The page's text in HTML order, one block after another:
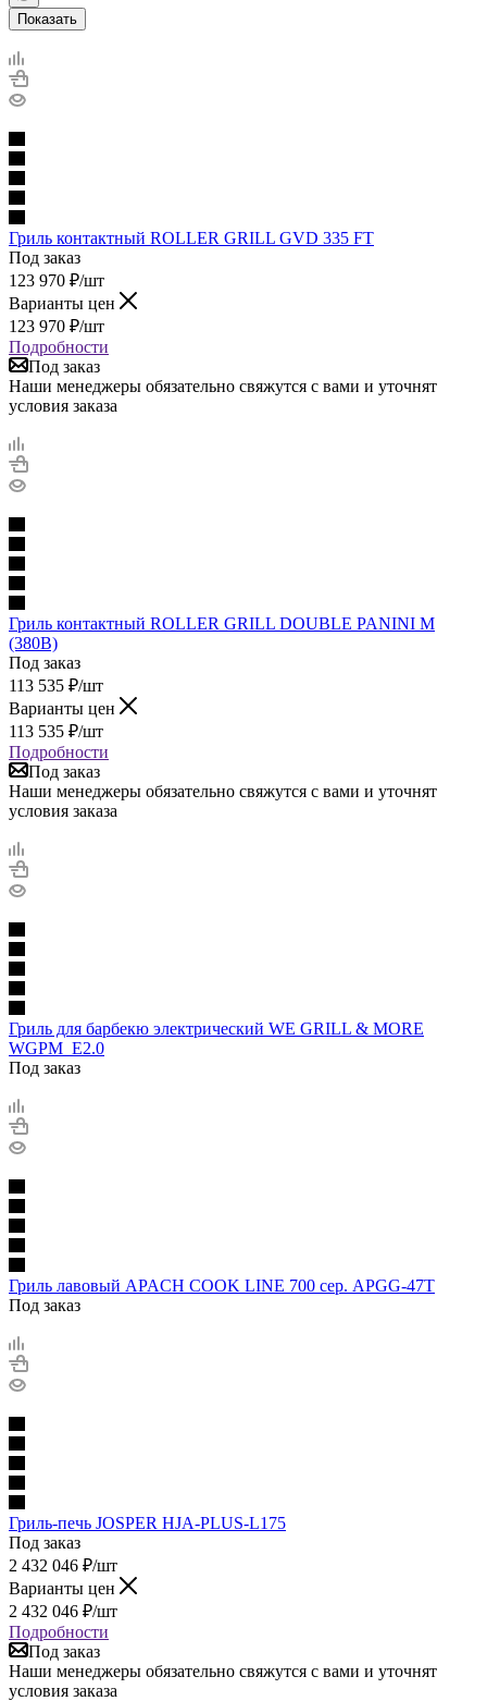
Показать
Гриль контактный ROLLER GRILL GVD 335 FT
Под заказ
123 970 ₽/шт
Варианты цен
123 970 ₽/шт
Подробности
Под заказ
Наши менеджеры обязательно свяжутся с вами и уточнят
условия заказа
Гриль контактный ROLLER GRILL DOUBLE PANINI M
(380В)
Под заказ
113 535 ₽/шт
Варианты цен
113 535 ₽/шт
Подробности
Под заказ
Наши менеджеры обязательно свяжутся с вами и уточнят
условия заказа
Гриль для барбекю электрический WE GRILL & MORE
WGPM_E2.0
Под заказ
Гриль лавовый APACH COOK LINE 700 сер. APGG-47T
Под заказ
Гриль-печь JOSPER HJA-PLUS-L175
Под заказ
2 432 046 ₽/шт
Варианты цен
2 432 046 ₽/шт
Подробности
Под заказ
Наши менеджеры обязательно свяжутся с вами и уточнят
условия заказа